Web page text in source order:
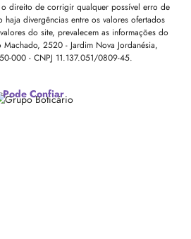
o direito de corrigir qualquer possível erro de
divergências entre os valores ofertados
do site, prevalecem as informações do
2520 - Jardim Nova Jordanésia,
000 - CNPJ 11.137.051/0809-45.
Pode Confiar